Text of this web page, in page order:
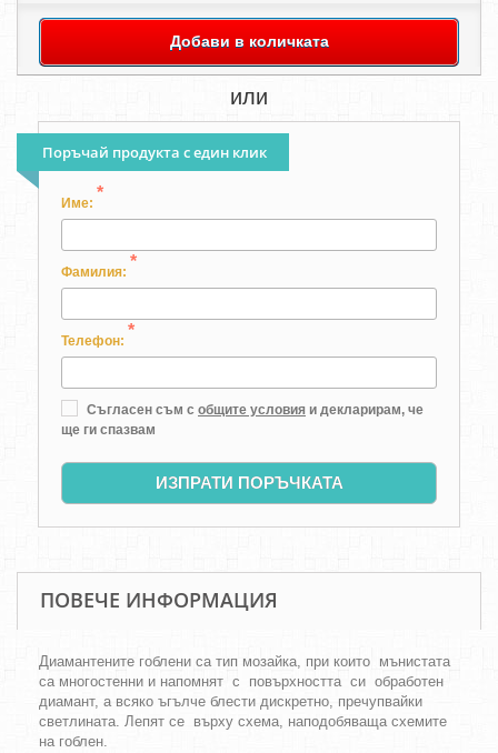
Добави в количката
или
Поръчай продукта с един клик
Име:
*
Фамилия:
*
Телефон:
*
Съгласен съм с общите условия и декларирам, че
ще ги спазвам
ИЗПРАТИ ПОРЪЧКАТА
ПОВЕЧЕ ИНФОРМАЦИЯ
Диамантените гоблени са тип мозайка, при които мънистата
са многостенни и напомнят с повърхността си обработен
диамант, а всяко ъгълче блести дискретно, пречупвайки
светлината. Лепят се върху схема, наподобяваща схемите
на гоблен.